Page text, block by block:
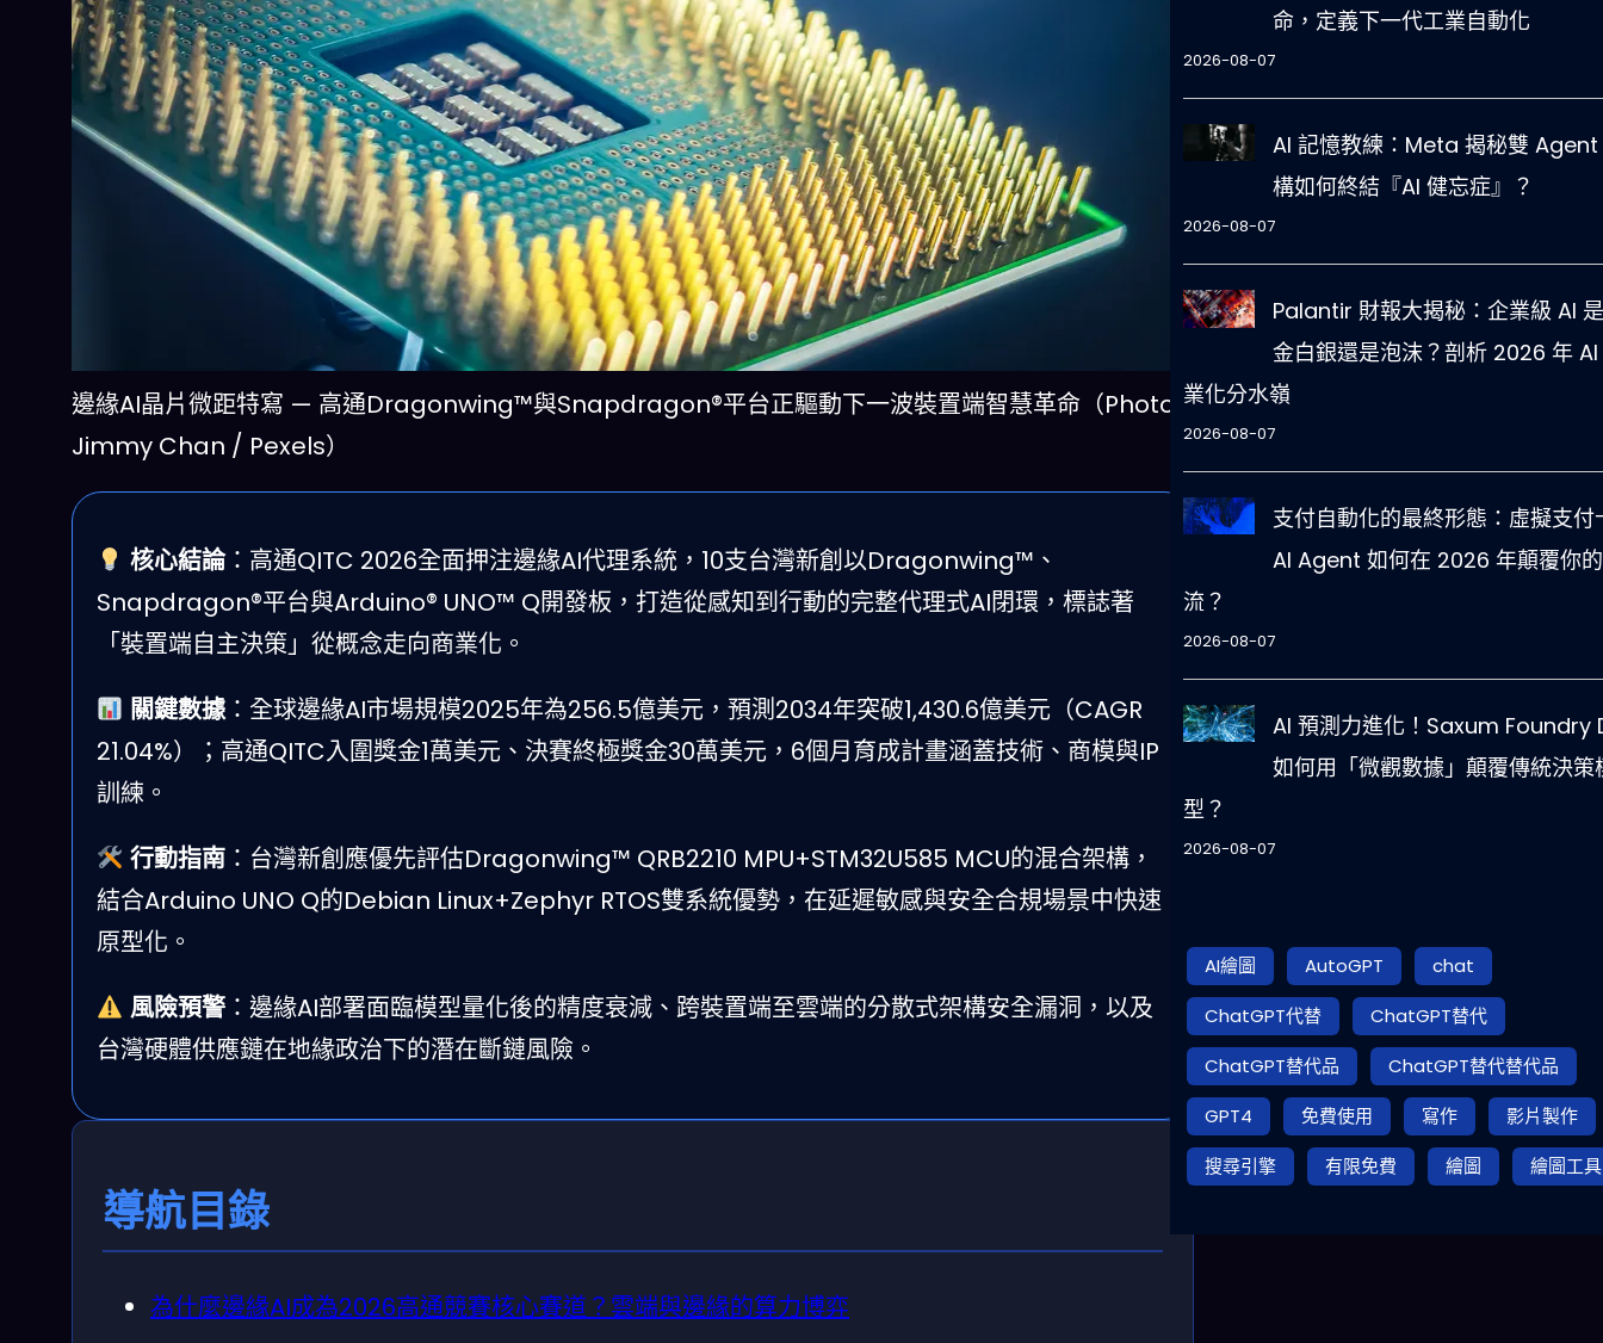
邊緣AI晶片微距特寫 — 高通Dragonwing™與Snapdragon®平台正驅動下一波裝置端智慧革命（Photo:
Jimmy Chan / Pexels）
核心結論：高通QITC 2026全面押注邊緣AI代理系統，10支台灣新創以Dragonwing™、
Snapdragon®平台與Arduino® UNO™ Q開發板，打造從感知到行動的完整代理式AI閉環，標誌著
「裝置端自主決策」從概念走向商業化。
關鍵數據：全球邊緣AI市場規模2025年為256.5億美元，預測2034年突破1,430.6億美元（CAGR
21.04%）；高通QITC入圍獎金1萬美元、決賽終極獎金30萬美元，6個月育成計畫涵蓋技術、商模與IP
訓練。
行動指南：台灣新創應優先評估Dragonwing™ QRB2210 MPU+STM32U585 MCU的混合架構，
結合Arduino UNO Q的Debian Linux+Zephyr RTOS雙系統優勢，在延遲敏感與安全合規場景中快速
原型化。
風險預警：邊緣AI部署面臨模型量化後的精度衰減、跨裝置端至雲端的分散式架構安全漏洞，以及
台灣硬體供應鏈在地緣政治下的潛在斷鏈風險。
導航目錄
為什麼邊緣AI成為2026高通競賽核心賽道？雲端與邊緣的算力博弈
命，定義下一代工業自動化
2026-08-07
AI 記憶教練：Meta 揭秘雙 Agent
構如何終結『AI 健忘症』？
2026-08-07
Palantir 財報大揭秘：企業級 AI
金白銀還是泡沫？剖析 2026 年 AI
業化分水嶺
2026-08-07
支付自動化的最終形態：虛擬支付
AI Agent 如何在 2026 年顛覆你
流？
2026-08-07
AI 預測力進化！Saxum Foundry
如何用「微觀數據」顛覆傳統決策
型？
2026-08-07
AI繪圖 AutoGPT
chat
ChatGPT代替
ChatGPT替代
ChatGPT替代品
ChatGPT替代替代品
GPT4
免費使用 寫作
影片製作
搜尋引擎
有限免費 繪圖 繪圖工具